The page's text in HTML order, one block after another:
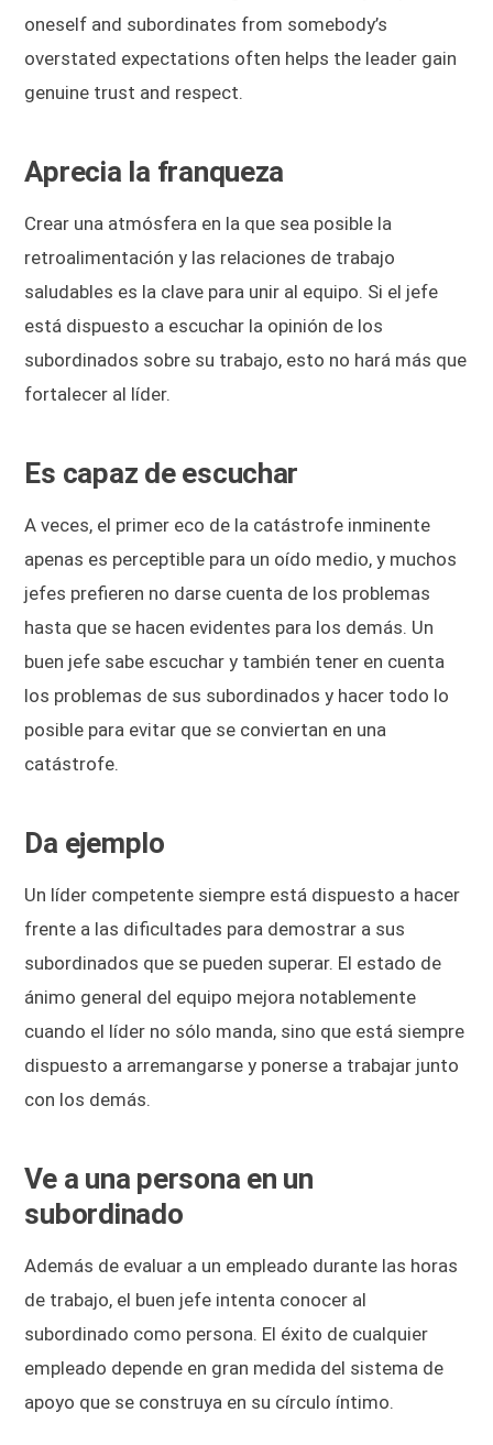
oneself and subordinates from somebody’s
overstated expectations often helps the leader gain
genuine trust and respect.
Aprecia la franqueza
Crear una atmósfera en la que sea posible la
retroalimentación y las relaciones de trabajo
saludables es la clave para unir al equipo. Si el jefe
está dispuesto a escuchar la opinión de los
subordinados sobre su trabajo, esto no hará más que
fortalecer al líder.
Es capaz de escuchar
A veces, el primer eco de la catástrofe inminente
apenas es perceptible para un oído medio, y muchos
jefes prefieren no darse cuenta de los problemas
hasta que se hacen evidentes para los demás. Un
buen jefe sabe escuchar y también tener en cuenta
los problemas de sus subordinados y hacer todo lo
posible para evitar que se conviertan en una
catástrofe.
Da ejemplo
Un líder competente siempre está dispuesto a hacer
frente a las dificultades para demostrar a sus
subordinados que se pueden superar. El estado de
ánimo general del equipo mejora notablemente
cuando el líder no sólo manda, sino que está siempre
dispuesto a arremangarse y ponerse a trabajar junto
con los demás.
Ve a una persona en un
subordinado
Además de evaluar a un empleado durante las horas
de trabajo, el buen jefe intenta conocer al
subordinado como persona. El éxito de cualquier
empleado depende en gran medida del sistema de
apoyo que se construya en su círculo íntimo.